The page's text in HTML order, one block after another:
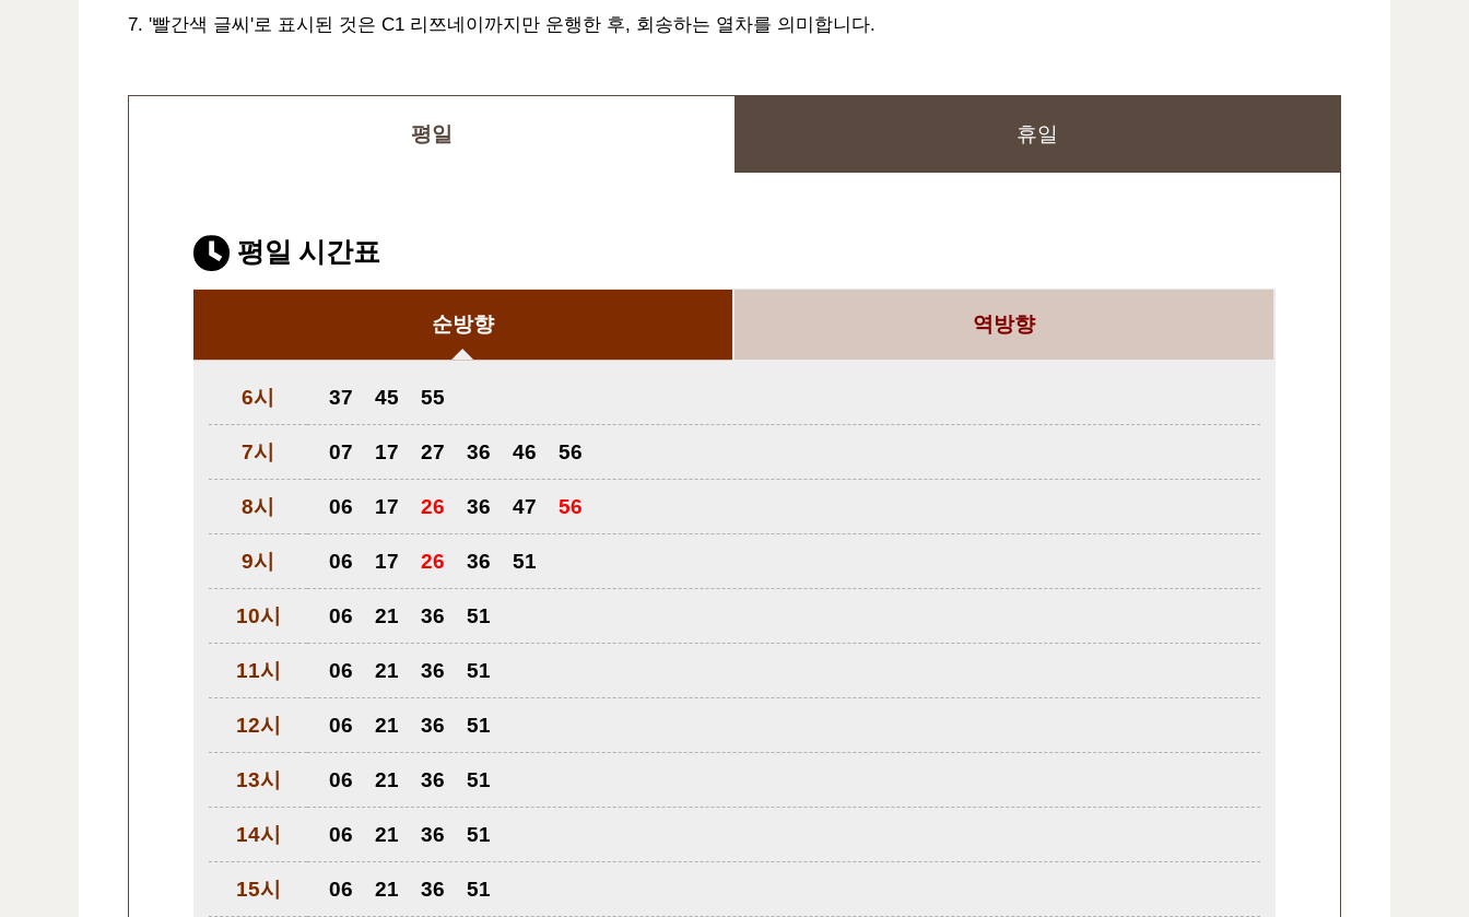
7. '빨간색 글씨'로 표시된 것은 C1 리쯔네이까지만 운행한 후, 회송하는 열차를 의미합니다.
평일 휴일
평일 시간표
순방향 역방향
6시 37 45 55
7시 07 17 27 36 46 56
8시 06 17 26 36 47 56
9시 06 17 26 36 51
10시 06 21 36 51
11시 06 21 36 51
12시 06 21 36 51
13시 06 21 36 51
14시 06 21 36 51
15시 06 21 36 51